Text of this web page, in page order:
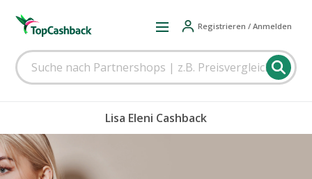
Registrieren / Anmelden
Lisa Eleni Cashback